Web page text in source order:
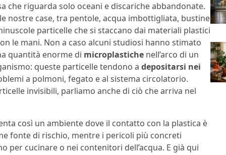
che riguarda solo oceani e discariche abbandonate.
nostre case, tra pentole, acqua imbottigliata, bustine
particelle che si staccano dai materiali plastici
le mani. Non a caso alcuni studiosi hanno stimato
quantità enorme di microplastiche nell’arco di un
queste particelle tendono a depositarsi nei
a polmoni, fegato e al sistema circolatorio.
invisibili, parliamo anche di ciò che arriva nel
così un ambiente dove il contatto con la plastica è
fonte di rischio, mentre i pericoli più concreti
cucinare o nei contenitori dell’acqua. E già qui